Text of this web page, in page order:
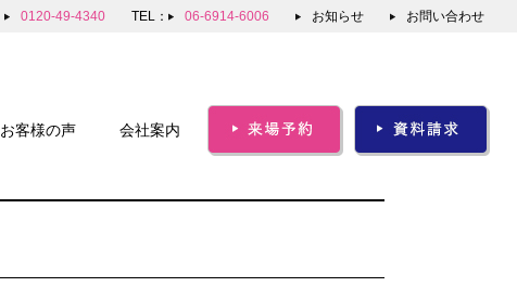
0120-49-4340 TEL： 06-6914-6006 お知らせ お問い合わせ
お客様の声 会社案内